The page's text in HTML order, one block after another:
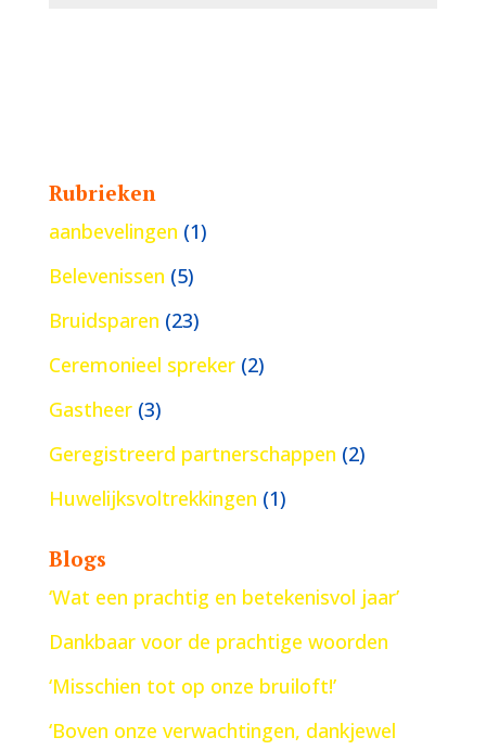
Rubrieken
aanbevelingen (1)
Belevenissen (5)
Bruidsparen (23)
Ceremonieel spreker(2)
Gastheer(3)
Geregistreerd partnerschappen (2)
Huwelijksvoltrekkingen (1)
Blogs
‘Wat een prachtig en betekenisvol jaar’
Dankbaar voor de prachtige woorden
‘Misschien tot op onze bruiloft!’
‘Boven onze verwachtingen, dankjewel